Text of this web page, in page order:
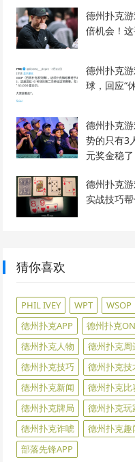
德州扑克
倍机会！
德州扑克
球，回应“
德州扑克
势的只有3
元奖金稳了
德州扑克
实战技巧
猜你喜欢
PHIL IVEY WPT WSOP
德州扑克APP
德州扑克
德州扑克人物
德州扑克周
德州扑克技巧
德州扑克技
德州扑克新闻
德州扑克比
德州扑克牌局
德州扑克玩
德州扑克诈唬
德州扑克趣
部落先锋APP